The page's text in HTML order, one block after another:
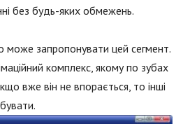
без будь-яких обмежень.
запропонувати цей сегмент.
комплекс, якому по зубах
вже він не впорається, то інші